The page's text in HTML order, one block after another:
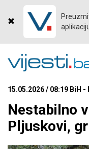
15.05.2026 / 08:19 BiH -
Nestabilno
Pljuskovi,